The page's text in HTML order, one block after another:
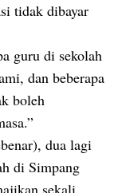
tidak dibayar
guru di sekolah
dan beberapa
boleh
dua lagi
di Simpang
sekali